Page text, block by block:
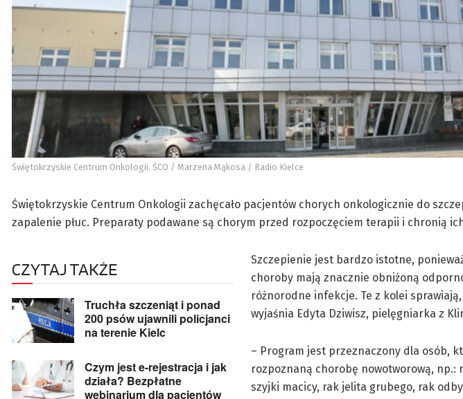
Świętokrzyskie Centrum Onkologii. ŚCO / Marzena Mąkosa / Radio Kielce
Świętokrzyskie Centrum Onkologii zachęcało pacjentów chorych onkologicznie do
zapalenie płuc. Preparaty podawane są chorym przed rozpoczęciem terapii i chronią
CZYTAJ TAKŻE
Truchła szczeniąt i ponad
200 psów ujawnili policjanci
na terenie Kielc
Czym jest e-rejestracja i jak
działa? Bezpłatne
webinarium dla pacjentów
Szczepienie jest bardzo istotne,
choroby mają znacznie obniżoną
różnorodne infekcje. Te z kolei
wyjaśnia Edyta Dziwisz, pielęgniarka z
– Program jest przeznaczony dla osób,
rozpoznaną chorobę nowotworową, np.:
szyjki macicy, rak jelita grubego, rak